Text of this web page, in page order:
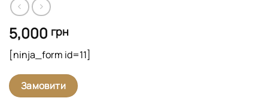
5,000 грн
[ninja_form id=11]
Замовити